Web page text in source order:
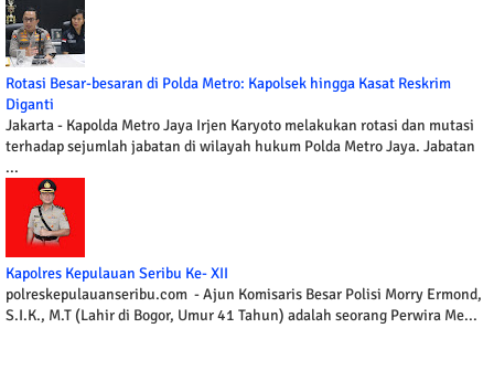
Rotasi Besar-besaran di Polda Metro: Kapolsek hingga Kasat Reskrim
Diganti
Jakarta - Kapolda Metro Jaya Irjen Karyoto melakukan rotasi dan mutasi
terhadap sejumlah jabatan di wilayah hukum Polda Metro Jaya. Jabatan
...
Kapolres Kepulauan Seribu Ke- XII
polreskepulauanseribu.com - Ajun Komisaris Besar Polisi Morry Ermond,
S.I.K., M.T (Lahir di Bogor, Umur 41 Tahun) adalah seorang Perwira Me...